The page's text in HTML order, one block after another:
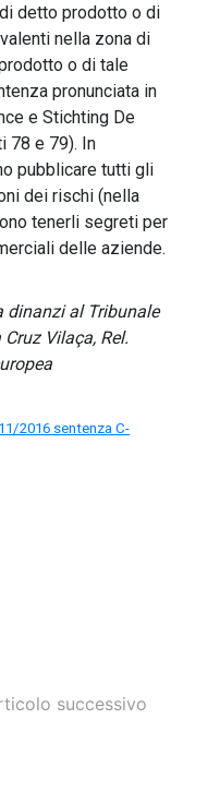
detto prodotto o di
nella zona di
o di tale
pronunciata in
e Stichting De
78 e 79). In
pubblicare tutti gli
dei rischi (nella
tenerli segreti per
delle aziende.
dinanzi al Tribunale
Vilaça, Rel.
2016 sentenza C-
successivo